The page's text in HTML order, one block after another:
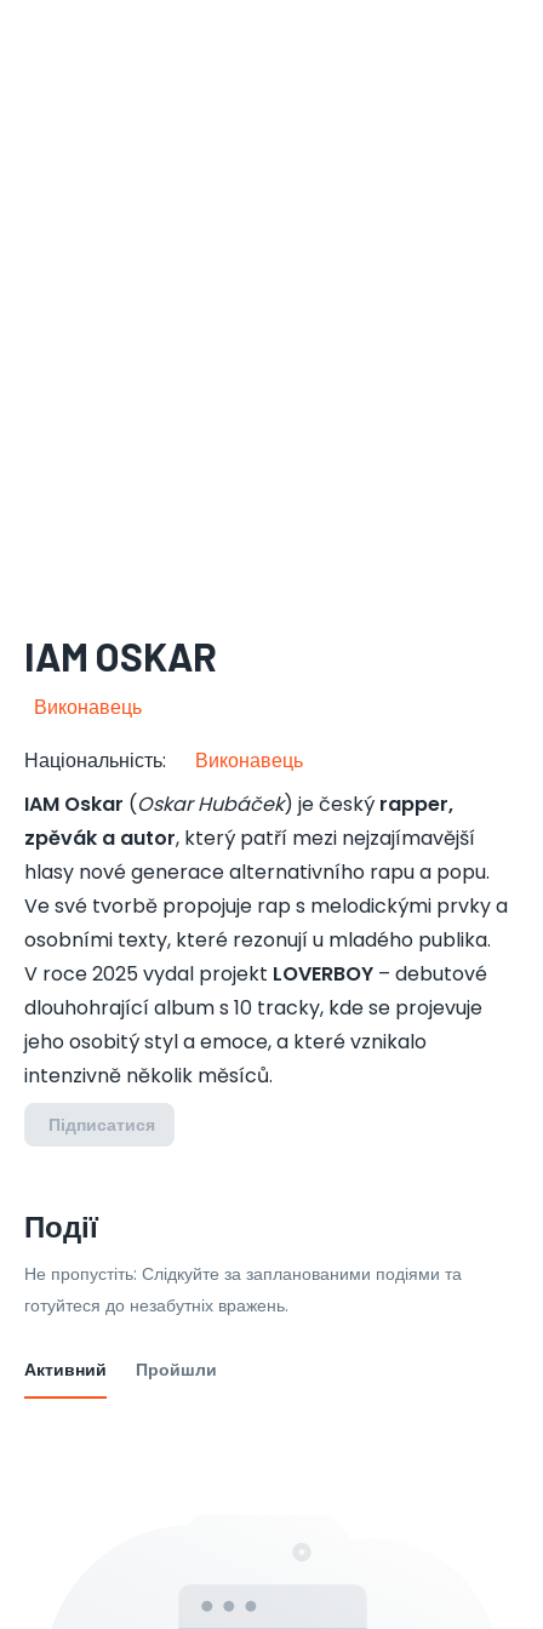
IAM OSKAR
Виконавець
Національність:
Виконавець
IAM Oskar (Oskar Hubáček) je český rapper,
zpěvák a autor, který patří mezi nejzajímavější
hlasy nové generace alternativního rapu a popu.
Ve své tvorbě propojuje rap s melodickými prvky a
osobními texty, které rezonují u mladého publika.
V roce 2025 vydal projekt LOVERBOY – debutové
dlouhohrající album s 10 tracky, kde se projevuje
jeho osobitý styl a emoce, a které vznikalo
intenzivně několik měsíců.
Підписатися
Події
Не пропустіть: Слідкуйте за запланованими подіями та
готуйтеся до незабутніх вражень.
Активний Пройшли